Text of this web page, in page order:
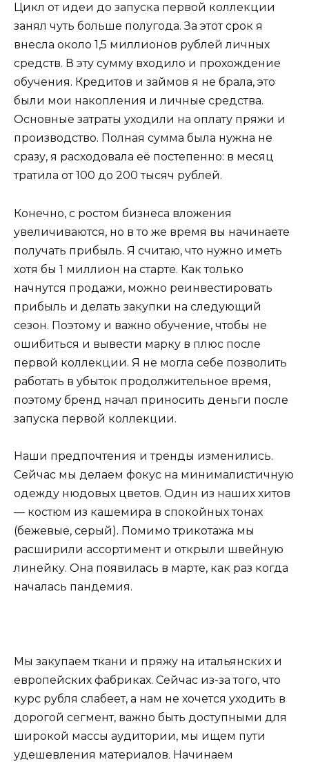
Цикл от идеи до запуска первой коллекции
занял чуть больше полугода. За этот срок я
внесла около 1,5 миллионов рублей личных
средств. В эту сумму входило и прохождение
обучения. Кредитов и займов я не брала, это
были мои накопления и личные средства.
Основные затраты уходили на оплату пряжи и
производство. Полная сумма была нужна не
сразу, я расходовала её постепенно: в месяц
тратила от 100 до 200 тысяч рублей.
Конечно, с ростом бизнеса вложения
увеличиваются, но в то же время вы начинаете
получать прибыль. Я считаю, что нужно иметь
хотя бы 1 миллион на старте. Как только
начнутся продажи, можно реинвестировать
прибыль и делать закупки на следующий
сезон. Поэтому и важно обучение, чтобы не
ошибиться и вывести марку в плюс после
первой коллекции. Я не могла себе позволить
работать в убыток продолжительное время,
поэтому бренд начал приносить деньги после
запуска первой коллекции.
Наши предпочтения и тренды изменились.
Сейчас мы делаем фокус на минималистичную
одежду нюдовых цветов. Один из наших хитов
— костюм из кашемира в спокойных тонах
(бежевые, серый). Помимо трикотажа мы
расширили ассортимент и открыли швейную
линейку. Она появилась в марте, как раз когда
началась пандемия.
Мы закупаем ткани и пряжу на итальянских и
европейских фабриках. Сейчас из-за того, что
курс рубля слабеет, а нам не хочется уходить в
дорогой сегмент, важно быть доступными для
широкой массы аудитории, мы ищем пути
удешевления материалов. Начинаем